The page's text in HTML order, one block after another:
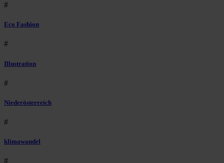
#
Eco Fashion
#
Illustration
#
Niederösterreich
#
klimawandel
#